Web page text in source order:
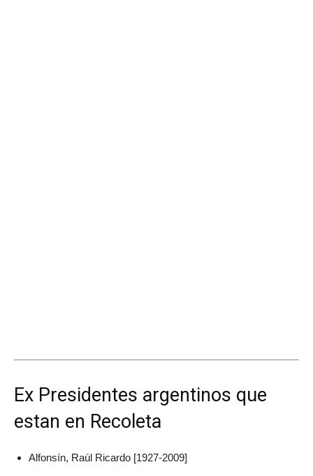
Ex Presidentes argentinos que
estan en Recoleta
Alfonsín, Raúl Ricardo [1927-2009]